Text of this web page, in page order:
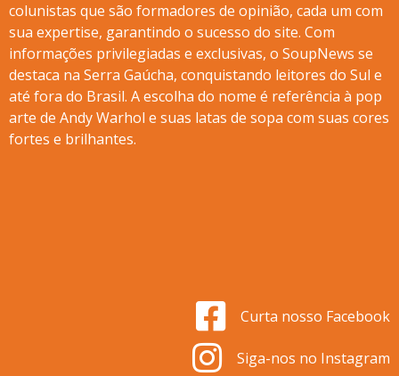
colunistas que são formadores de opinião, cada um com
sua expertise, garantindo o sucesso do site. Com
informações privilegiadas e exclusivas, o SoupNews se
destaca na Serra Gaúcha, conquistando leitores do Sul e
até fora do Brasil. A escolha do nome é referência à pop
arte de Andy Warhol e suas latas de sopa com suas cores
fortes e brilhantes.
Curta nosso Facebook
Siga-nos no Instagram